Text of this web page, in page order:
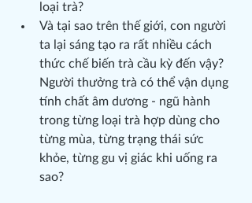
loại trà?
Và tại sao trên thế giới, con người
ta lại sáng tạo ra rất nhiều cách
thức chế biến trà cầu kỳ đến vậy?
Người thưởng trà có thể vận dụng
tính chất âm dương - ngũ hành
trong từng loại trà hợp dùng cho
từng mùa, từng trạng thái sức
khỏe, từng gu vị giác khi uống ra
sao?